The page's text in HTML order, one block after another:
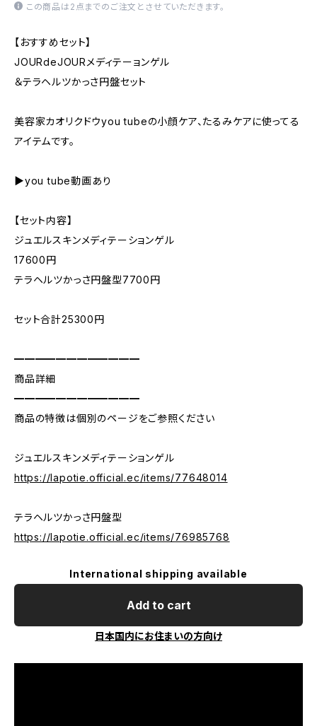
この商品は2点までのご注文とさせていただきます。
【おすすめセット】
JOURdeJOURメディテーョンゲル
＆テラヘルツかっさ円盤セット
美容家カオリクドウyou tubeの小顔ケア、たるみケアに使ってる
アイテムです。
▶you tube動画あり
【セット内容】
ジュエルスキンメディテーションゲル
17600円
テラヘルツかっさ円盤型7700円
セット合計25300円
━━━━━━━━━━━━
商品詳細
━━━━━━━━━━━━
商品の特徴は個別のページをご参照ください
ジュエルスキンメディテーションゲル
https://lapotie.official.ec/items/77648014
テラヘルツかっさ円盤型
https://lapotie.official.ec/items/76985768
International shipping available
Add to cart
日本国内にお住まいの方向け